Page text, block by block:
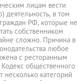
лицам вести
деятельность, в том
РФ, которые не
собственником
сложно. Причина в
любое
с ресторанным
общественного
несколько категорий